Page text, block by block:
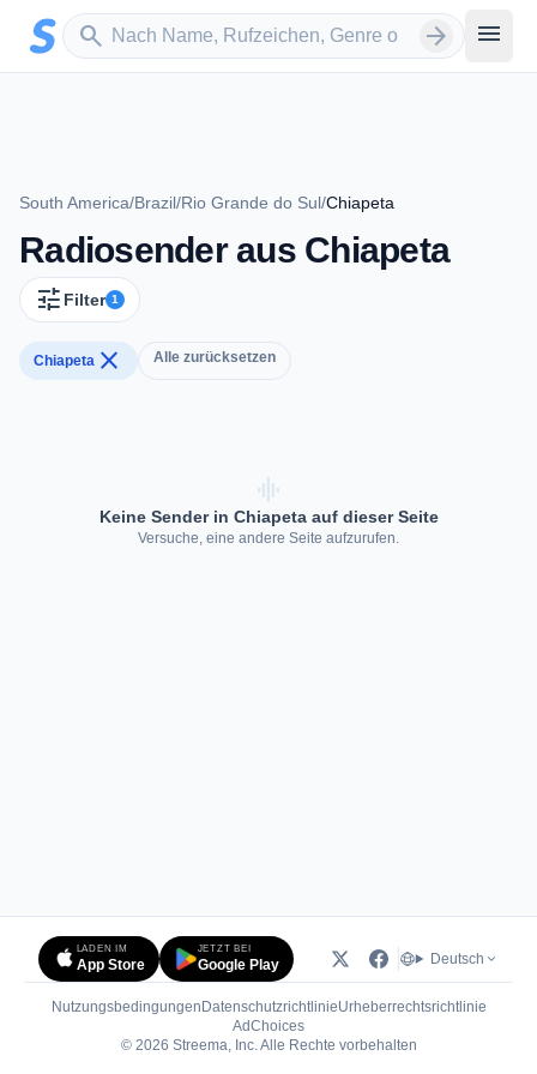
Zum Hauptinhalt springen
search
Sender suchen arrow_forward menu
South America/Brazil/Rio Grande do Sul/Chiapeta
Radiosender aus Chiapeta
tune Filter 1
Chiapeta close Alle zurücksetzen
Keine Sender in Chiapeta auf dieser Seite
Versuche, eine andere Seite aufzurufen.
LADEN IM
App Store
JETZT BEI
Google Play Deutsch
Nutzungsbedingungen DatenschutzrichtlinieUrheberrechtsrichtlinie
AdChoices(öffnet in neuem Tab)
© 2026 Streema, Inc. Alle Rechte vorbehalten